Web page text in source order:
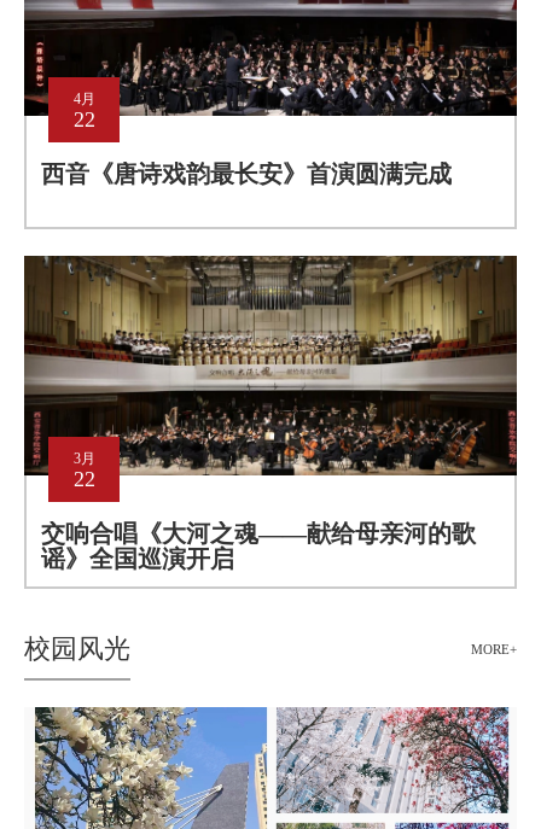
4月
22
西音《唐诗戏韵最长安》首演圆满完成
3月
22
交响合唱《大河之魂——献给母亲河的歌
谣》全国巡演开启
校园风光 MORE+